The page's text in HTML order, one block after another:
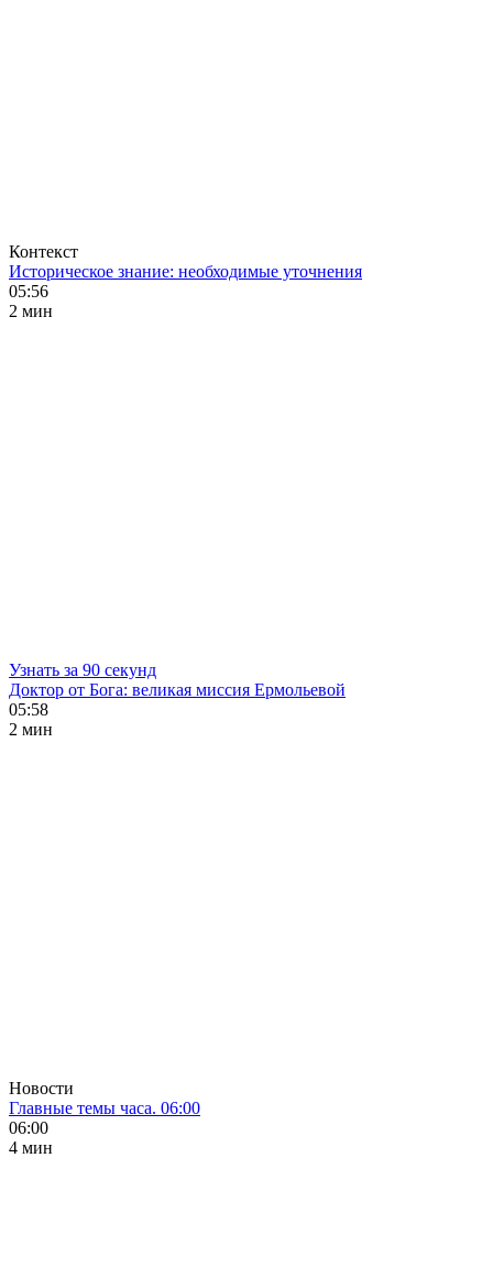
Контекст
Историческое знание: необходимые уточнения
05:56
2 мин
Узнать за 90 секунд
Доктор от Бога: великая миссия Ермольевой
05:58
2 мин
Новости
Главные темы часа. 06:00
06:00
4 мин